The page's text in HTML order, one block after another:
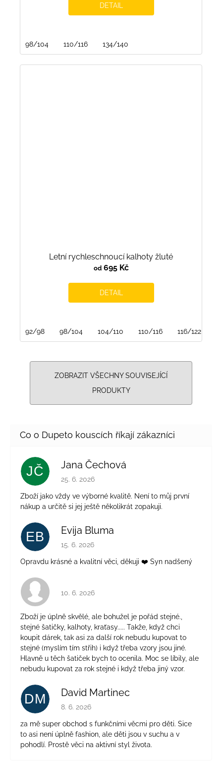
DETAIL
98/104 110/116 134/140
Letní rychleschnoucí kalhoty žluté
od695 Kč
DETAIL
92/98 98/104 104/110 110/116 116/122
ZOBRAZIT VŠECHNY SOUVISEJÍCÍ
PRODUKTY
JČ Jana Čechová
Hodnocení obchodu je 5 z 5 hvězdiček.
25. 6. 2026
Zboží jako vždy ve výborné kvalitě. Není to můj první
nákup a určitě si jej ještě několikrát zopakuji.
EB Evija Bluma
Hodnocení obchodu je 5 z 5 hvězdiček.
15. 6. 2026
Opravdu krásné a kvalitní věci, děkuji ❤️ Syn nadšený
Hodnocení obchodu je 4 z 5 hvězdiček.
10. 6. 2026
Zboží je úplně skvělé, ale bohužel je pořád stejné.,
stejné šatičky, kalhoty, kraťasy..... Takže, když chci
koupit dárek, tak asi za další rok nebudu kupovat to
stejné (myslím tím střih) i když třeba vzory jsou jiné.
Hlavně u těch šatiček bych to ocenila. Moc se líbily, ale
nebudu kupovat za rok stejné i když třeba jiný vzor.
DM David Martinec
Hodnocení obchodu je 5 z 5 hvězdiček.
8. 6. 2026
za mě super obchod s funkčními věcmi pro děti. Sice
to asi není úplně fashion, ale děti jsou v suchu a v
pohodlí. Prostě věci na aktivní styl života.